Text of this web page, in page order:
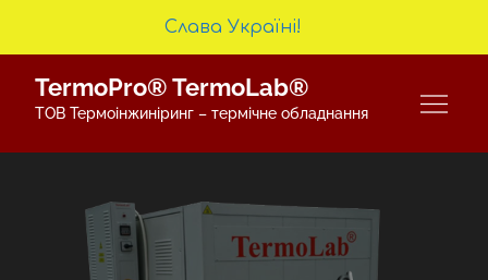
TermoPro® TermoLab®
ТОВ Термоінжиніринг – термічне обладнання
Слава Україні!